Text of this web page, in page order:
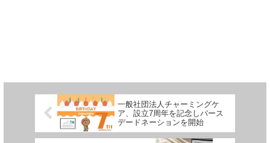
一般社団法人チャーミングケ
ア、設立7周年を記念しバース
デードネーションを開始